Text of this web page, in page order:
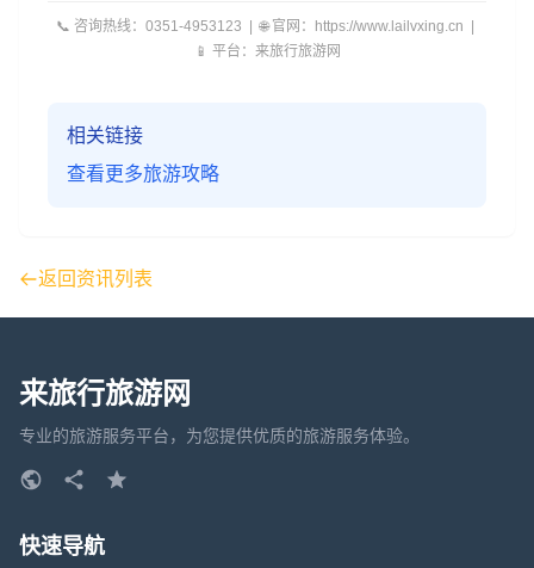
📞 咨询热线：0351-4953123 | 🌐 官网：https://www.lailvxing.cn |
📱 平台：来旅行旅游网
相关链接
查看更多旅游攻略
返回资讯列表
来旅行旅游网
专业的旅游服务平台，为您提供优质的旅游服务体验。
快速导航